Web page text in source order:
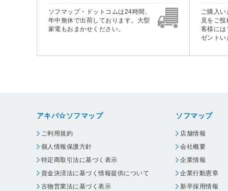
ソフマップ・ドットコムは24時間、
年中無休で出荷しております。大型
家電もおまかせください。
ご購入
見をご
客様には
ゼントい
アキバ☆ソフマップ
ご利用規約
個人情報保護方針
特定商取引法に基づく表示
資金決済法に基づく情報提供について
古物営業法に基づく表示
ソフマップ
店舗情報
会社概要
企業情報
企業行動憲章
新卒採用情報